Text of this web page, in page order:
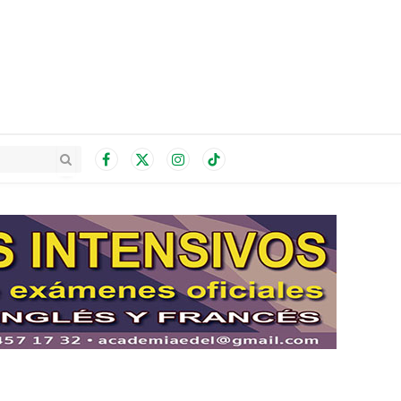
Facebook
X
InstagramTikTok